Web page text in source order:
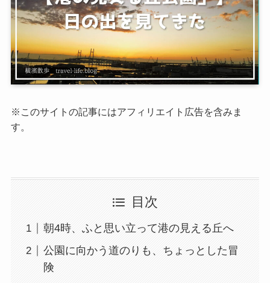
※このサイトの記事にはアフィリエイト広告を含みま
す。
目次
朝4時、ふと思い立って港の見える丘へ
公園に向かう道のりも、ちょっとした冒
険